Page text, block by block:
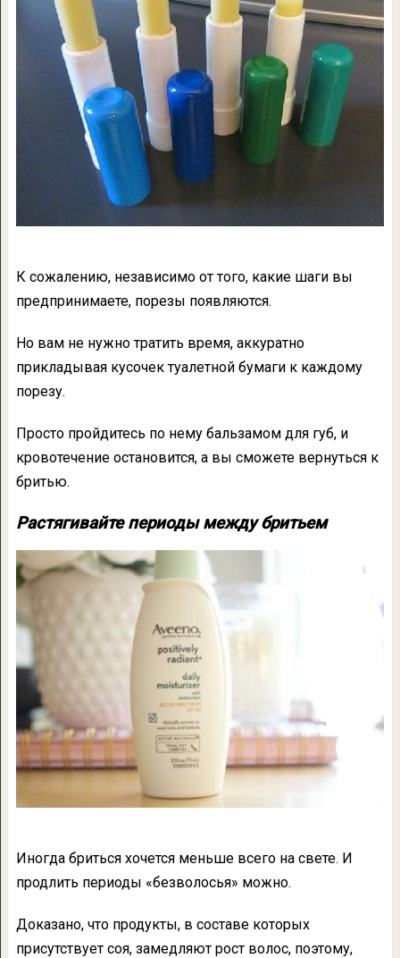
К сожалению, независимо от того, какие шаги вы
предпринимаете, порезы появляются.
Но вам не нужно тратить время, аккуратно
прикладывая кусочек туалетной бумаги к каждому
порезу.
Просто пройдитесь по нему бальзамом для губ, и
кровотечение остановится, а вы сможете вернуться к
бритью.
Растягивайте периоды между бритьем
Иногда бриться хочется меньше всего на свете. И
продлить периоды «безволосья» можно.
Доказано, что продукты, в составе которых
присутствует соя, замедляют рост волос, поэтому,